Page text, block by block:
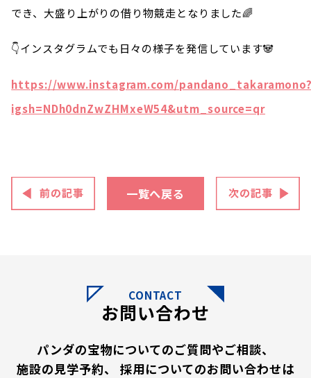
でき、大盛り上がりの借り物競走となりました🌈
👇インスタグラムでも日々の様子を発信しています🐼
https://www.instagram.com/
igsh=NDh0dnZwZHMxeW54&utm_source=qr
一覧へ戻る
CONTACT
お問い合わせ
パンダの宝物についてのご質問やご相談、
施設の見学予約、
採用についてのお問い合わせは